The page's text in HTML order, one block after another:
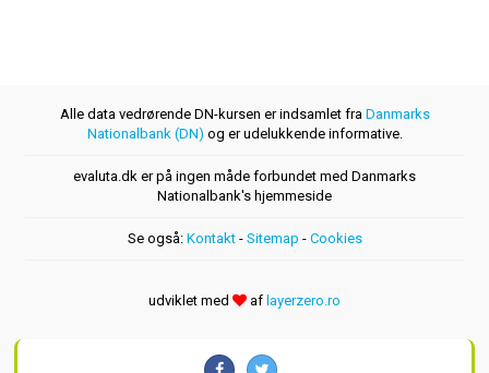
Alle data vedrørende DN-kursen er indsamlet fra Danmarks
Nationalbank (DN) og er udelukkende informative.
evaluta.dk er på ingen måde forbundet med Danmarks
Nationalbank's hjemmeside
Se også: Kontakt- Sitemap - Cookies
udviklet med af layerzero.ro